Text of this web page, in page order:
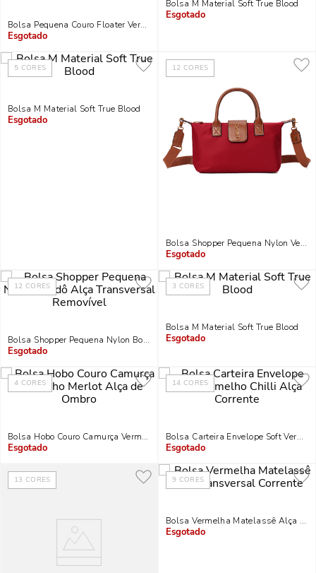
Bolsa Pequena Couro Floater Vermelho Merlot Alça Transversal Corrente
Indisponível
Bolsa M Material Soft True Blood
Indisponível
5 CORES
Bolsa M Material Soft True Blood
Indisponível
12 CORES
Bolsa Shopper Pequena Nylon
Indisponível
12 CORES
Bolsa Shopper Pequena Nylon Bordô Alça Transversal Removível
Indisponível
3 CORES
Bolsa M Material Soft True Blood
Indisponível
4 CORES
Bolsa Hobo Couro Camurça Vermelho Merlot Alça De Ombro
Indisponível
14 CORES
Bolsa Carteira Envelope Soft
Indisponível
13 CORES 9 CORES
Bolsa Vermelha Matelassê Alça
Indisponível